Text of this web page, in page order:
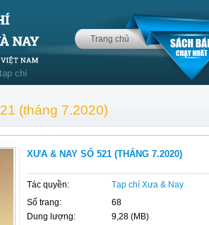
Trang chủ
chí
(tháng 7.2020)
XƯA & NAY SỐ 521 (THÁNG 7.2020)
Tác quyền:
Tạp chí Xưa & Nay
Số trang:
68
Dung lượng:
9,28 (MB)